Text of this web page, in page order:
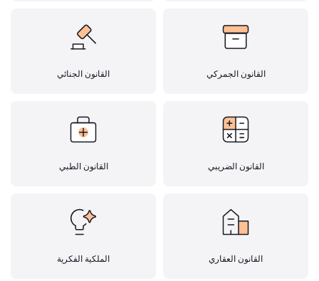
القانون الجمركي القانون الجنائي
القانون الضريبي القانون الطبي
القانون العقاري الملكية الفكرية